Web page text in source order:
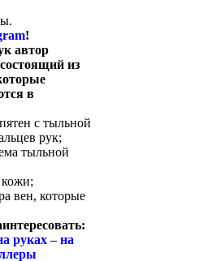
!
автор
из
в
с тыльной
рук;
тыльной
кожи;
вен, которые
руках – на